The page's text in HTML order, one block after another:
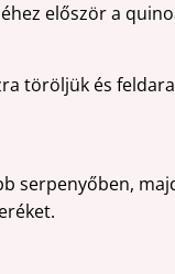
először a
töröljük és
serpenyőben,